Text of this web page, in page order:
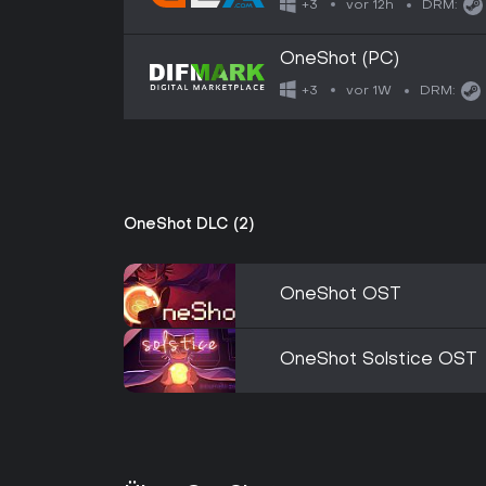
+3 vor 12h DRM:
OneShot (PC)
+3 vor 1W DRM:
OneShot DLC (2)
OneShot OST
OneShot Solstice OST